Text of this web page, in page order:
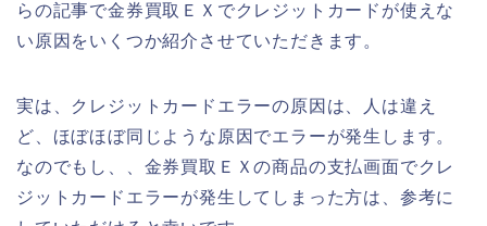
らの記事で金券買取ＥＸでクレジットカードが使えな
い原因をいくつか紹介させていただきます。
実は、クレジットカードエラーの原因は、人は違え
ど、ほぼほぼ同じような原因でエラーが発生します。
なのでもし、、金券買取ＥＸの商品の支払画面でクレ
ジットカードエラーが発生してしまった方は、参考に